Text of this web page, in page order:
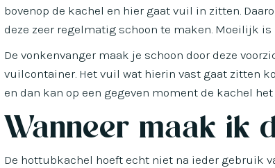
bovenop de kachel en hier gaat vuil in zitten.
deze zeer regelmatig schoon te maken. Moeilijk is
De vonkenvanger maak je schoon door deze
vuilcontainer. Het vuil wat hierin vast gaat zitten
en dan kan op een gegeven moment de kachel
Wanneer maak ik
De hottubkachel hoeft echt niet na ieder gebruik